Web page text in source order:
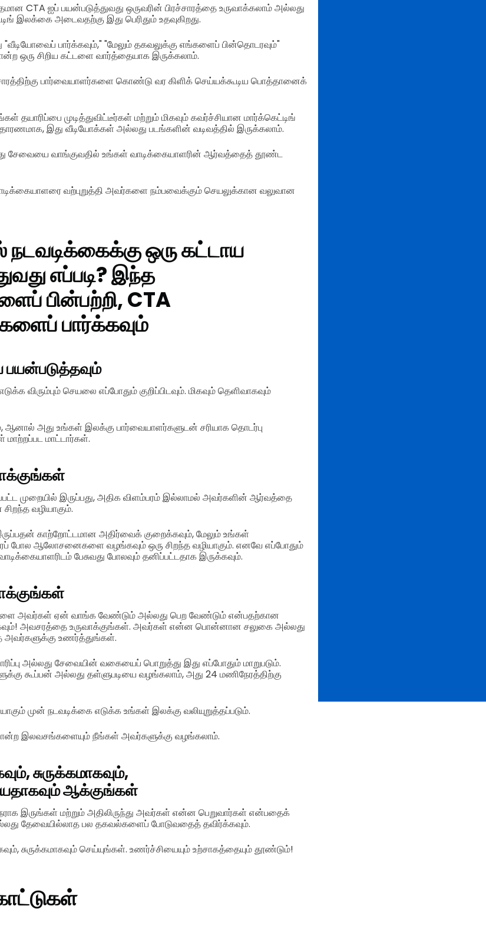
CTA ஐப் பயன்படுத்துவது ஒருவரின் பிரச்சாரத்தை உருவாக்கலாம் அல்லது
இலக்கை அடைவதற்கு இது பெரிதும் உதவுகிறது.
பார்க்கவும்," "மேலும் தகவலுக்கு எங்களைப் பின்தொடரவும்"
ஒரு சிறிய கட்டளை வார்த்தையாக இருக்கலாம்.
பார்வையாளர்களை கொண்டு வர கிளிக் செய்யக்கூடிய பொத்தானைக்
முடித்துவிட்டீர்கள் மற்றும் மிகவும் கவர்ச்சியான மார்க்கெட்டிங்
இது வீடியோக்கள் அல்லது படங்களின் வடிவத்தில் இருக்கலாம்.
சேவையை வாங்குவதில் உங்கள் வாடிக்கையாளரின் ஆர்வத்தைத் தூண்ட
வற்புறுத்தி அவர்களை நம்பவைக்கும் செயலுக்கான வலுவான
ஒரு கட்டாய
எப்படி? இந்த
பின்பற்றி, CTA
பார்க்கவும்
விரும்பும் செயலை எப்போதும் குறிப்பிடவும். மிகவும் தெளிவாகவும்
ஆனால் அது உங்கள் இலக்கு பார்வையாளர்களுடன் சரியாக தொடர்பு
மாட்டார்கள்.
முறையில் இருப்பது, அதிக விளம்பரம் இல்லாமல் அவர்களின் ஆர்வத்தை
வழியாகும்.
காற்றோட்டமான அதிர்வைக் குறைக்கவும், மேலும் உங்கள்
போல ஆலோசனைகளை வழங்கவும் ஒரு சிறந்த வழியாகும். எனவே எப்போதும்
பேசுவது போலவும் தனிப்பட்டதாக இருக்கவும்.
அவர்கள் ஏன் வாங்க வேண்டும் அல்லது பெற வேண்டும் என்பதற்கான
அவசரத்தை உருவாக்குங்கள். அவர்கள் என்ன பொன்னான சலுகை அல்லது
உணர்த்துங்கள்.
அல்லது சேவையின் வகையைப் பொறுத்து இது எப்போதும் மாறுபடும்.
கூப்பன் அல்லது தள்ளுபடியை வழங்கலாம், அது 24 மணிநேரத்திற்கு
முன் நடவடிக்கை எடுக்க உங்கள் இலக்கு வலியுறுத்தப்படும்.
இலவசங்களையும் நீங்கள் அவர்களுக்கு வழங்கலாம்.
சுருக்கமாகவும்,
ஆக்குங்கள்
இருங்கள் மற்றும் அதிலிருந்து அவர்கள் என்ன பெறுவார்கள் என்பதைக்
தேவையில்லாத பல தகவல்களைப் போடுவதைத் தவிர்க்கவும்.
சுருக்கமாகவும் செய்யுங்கள். உணர்ச்சியையும் உற்சாகத்தையும் தூண்டும்!